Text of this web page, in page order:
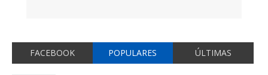
FACEBOOK POPULARES ÚLTIMAS